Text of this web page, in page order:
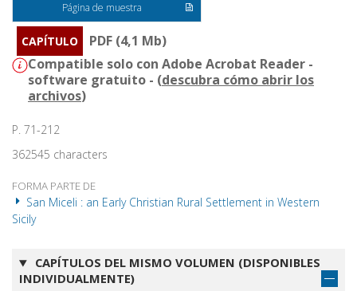
Página de muestra
CAPÍTULO
PDF (4,1 Mb)
Compatible solo con Adobe Acrobat Reader -
software gratuito - (descubra cómo abrir los
archivos)
P. 71-212
362545 characters
FORMA PARTE DE
San Miceli : an Early Christian Rural Settlement in Western
Sicily
CAPÍTULOS DEL MISMO VOLUMEN (DISPONIBLES
INDIVIDUALMENTE)